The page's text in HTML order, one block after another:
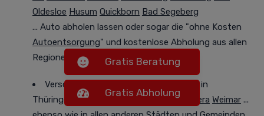
Oldesloe Husum Quickborn Bad Segeberg
... Auto abholen lassen oder sogar die "ohne Kosten
Autoentsorgung" und kostenlose Abholung aus allen
Regionen in Schleswig-Holstein!
Verschrotten Sie Ihr Altfahrzeug auch in
Thüringen bei uns
sowie inErfurt Jena Gera Weimar ...
Gratis Beratung
Gratis Abholung